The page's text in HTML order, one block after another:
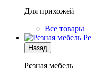
Для прихожей
Все товары
Назад
Резная мебель